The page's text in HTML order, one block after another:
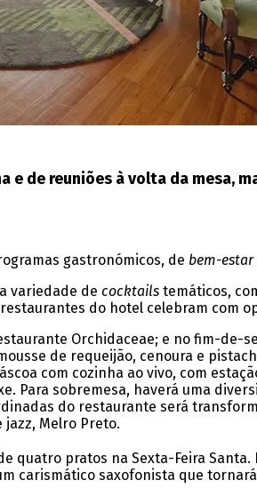
e de reuniões à volta da mesa,
gastronómicos, de bem-estar
variedade de cocktailstemáticos,
do hotel celebram com
Orchidaceae; e no fim-de-
de requeijão, cenoura e
com cozinha ao vivo, com
Para sobremesa, haverá uma
do restaurante será
Melro Preto.
quatro pratos na Sexta-Feira
carismático saxofonista que